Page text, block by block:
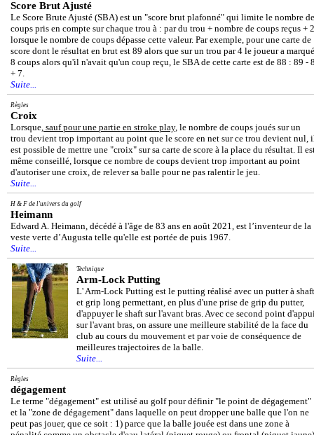
Score Brut Ajusté
Le Score Brute Ajusté (SBA) est un "score brut plafonné" qui limite le nombre de
coups pris en compte sur chaque trou à : par du trou + nombre de coups reçus + 2
lorsque le nombre de coups dépasse cette valeur. Par exemple, pour une carte de
score dont le résultat en brut est 89 alors que sur un trou par 4 le joueur a marqué
8 coups alors qu'il n'avait qu'un coup reçu, le SBA de cette carte est de 88 : 89 -
+ 7.
Suite...
Règles
Croix
Lorsque, sauf pour une partie en stroke play, le nombre de coups joués sur un
trou devient trop important au point que le score en net sur ce trou devient nul,
est possible de mettre une "croix" sur sa carte de score à la place du résultat. Il
même conseillé, lorsque ce nombre de coups devient trop important au point
d'autoriser une croix, de relever sa balle pour ne pas ralentir le jeu.
Suite...
H & F de l'univers du golf
Heimann
Edward A. Heimann, décédé à l'âge de 83 ans en août 2021, est l’inventeur de la
veste verte d’Augusta telle qu'elle est portée de puis 1967.
Suite...
Technique
Arm-Lock Putting
L' Arm-Lock Putting est le putting réalisé avec un putter à shaft
et grip long permettant, en plus d'une prise de grip du putter,
d'appuyer le shaft sur l'avant bras. Avec ce second point
sur l'avant bras, on assure une meilleure stabilité de la face du
club au cours du mouvement et par voie de conséquence de
meilleures trajectoires de la balle.
Suite...
Règles
dégagement
Le terme "dégagement" est utilisé au golf pour définir "le point de dégagement"
et la "zone de dégagement" dans laquelle on peut dropper une balle que l'on ne
peut pas jouer, que ce soit : 1) parce que la balle jouée est dans une zone à